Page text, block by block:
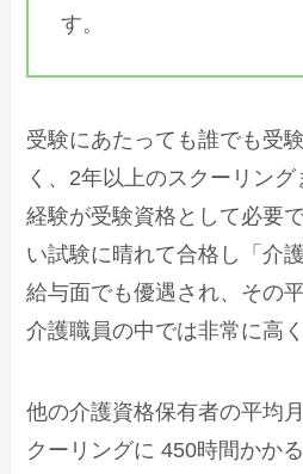
す。
受験にあたっても誰でも受
く、2年以上のスクーリン
経験が受験資格として必要
い試験に晴れて合格し「介
給与面でも優遇され、その
介護職員の中では非常に高
他の介護資格保有者の平均
クーリングに 450時間かか